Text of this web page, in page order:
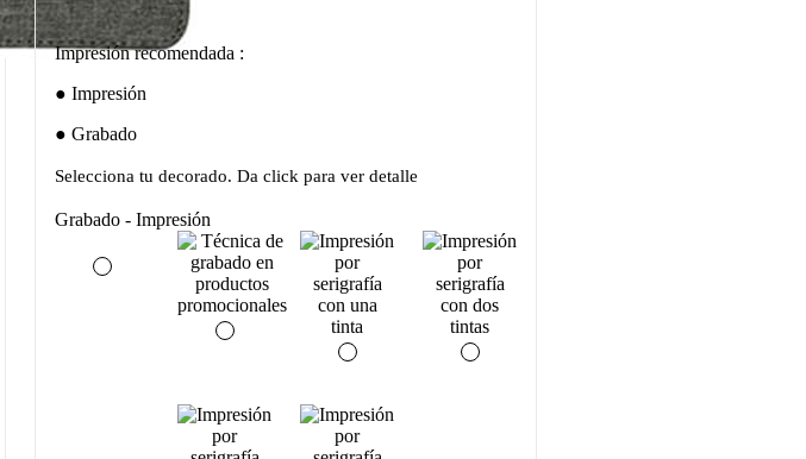
Impresión recomendada :
Impresión
Grabado
Selecciona tu decorado. Da click para ver detalle
Grabado - Impresión